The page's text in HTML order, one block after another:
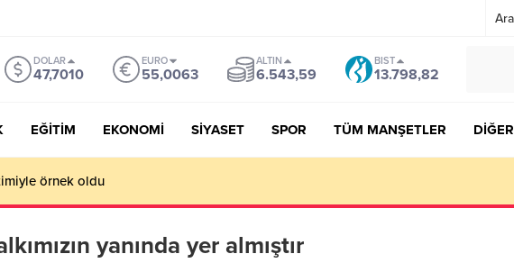
DOLAR
47,7010
EURO
55,0063
ALTIN
6.543,59
BIST
13.798,82
EĞİTİM EKONOMİ SİYASET SPOR TÜM MANŞETLER DİĞER
örnek oldu
yanında yer almıştır